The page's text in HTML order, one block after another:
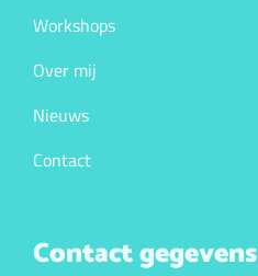
Workshops
Over mij
Nieuws
Contact
Contact gegevens